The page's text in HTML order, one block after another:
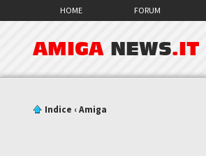
HOME FORUM
AMIGA NEWS.IT
Indice ‹Amiga